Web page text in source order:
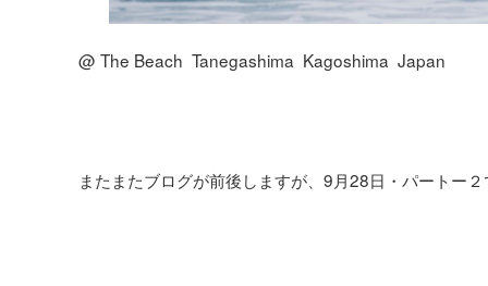
@ The Beach Tanegashima Kagoshima Japan
またまたブログが前後しますが、9月28日・パートー